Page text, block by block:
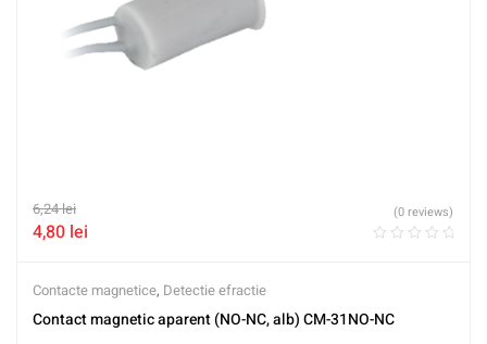
6,24lei
4,80 lei
(0 reviews)
Contacte magnetice, Detectie efractie
Contact magnetic aparent (NO-NC, alb) CM-31NO-NC